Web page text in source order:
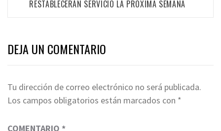
RESTABLECERÁN SERVICIO LA PRÓXIMA SEMANA
DEJA UN COMENTARIO
Tu dirección de correo electrónico no será publicada.
Los campos obligatorios están marcados con *
COMENTARIO *